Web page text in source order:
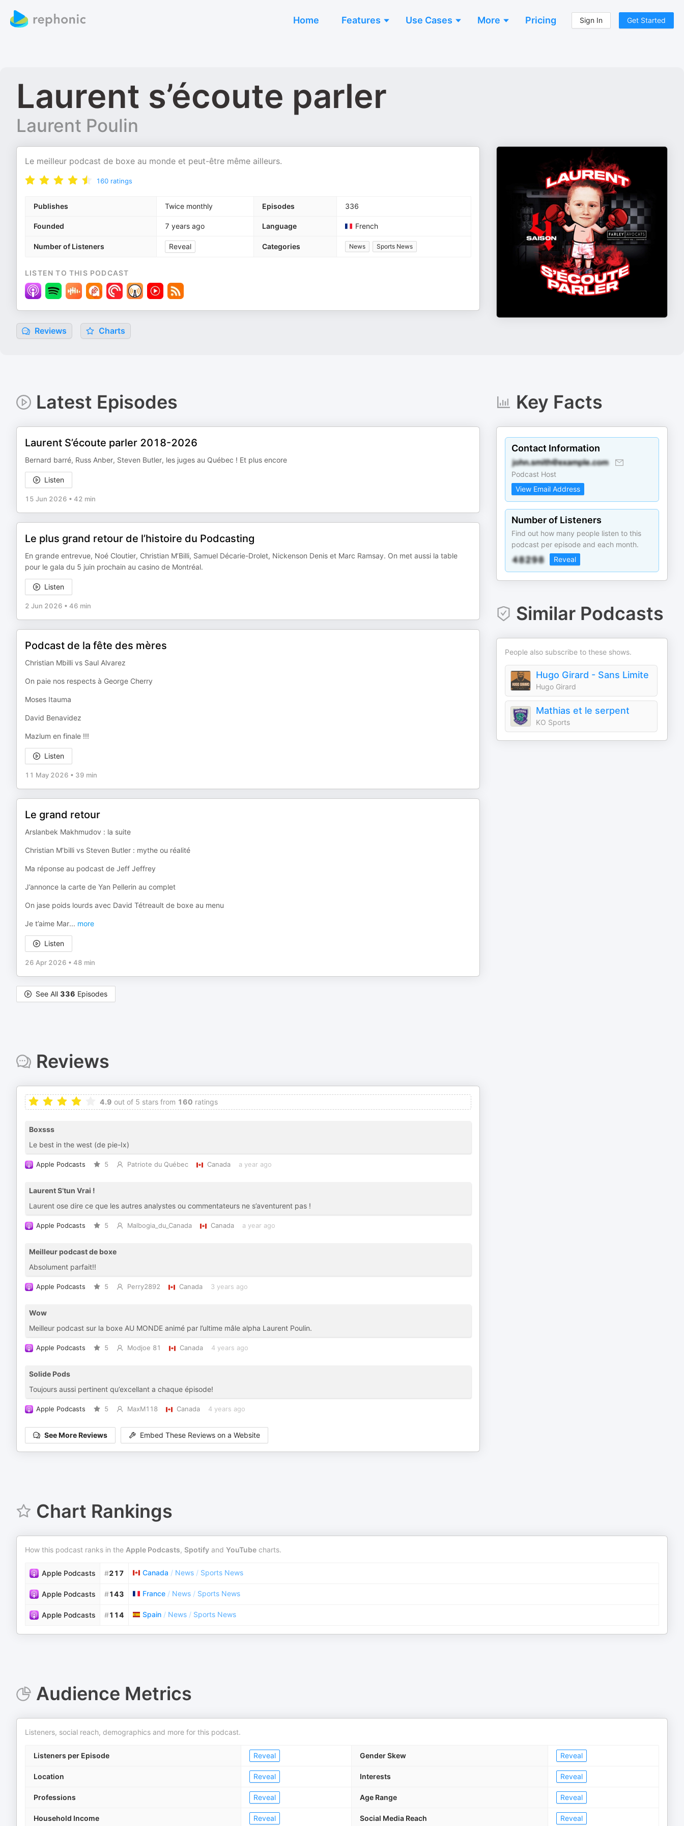
Home Features Use Cases More Pricing Sign In Get Started
Laurent s’écoute parler
Laurent Poulin
Le meilleur podcast de boxe au monde et peut-être même ailleurs.
160 ratings
Publishes Twice monthly Episodes 336
Founded 7 years ago Language French
Number of Listeners Reveal Categories News Sports News
LISTEN TO THIS PODCAST
Reviews Charts
Latest Episodes
Laurent S’écoute parler 2018-2026
Bernard barré, Russ Anber, Steven Butler, les juges au Québec ! Et plus encore
Listen
15 Jun 2026 • 42 min
Le plus grand retour de l’histoire du Podcasting
En grande entrevue, Noé Cloutier, Christian M’Billi, Samuel Décarie-Drolet, Nickenson Denis et Marc Ramsay. On met aussi la table
pour le gala du 5 juin prochain au casino de Montréal.
Listen
2 Jun 2026 • 46 min
Podcast de la fête des mères
Christian Mbilli vs Saul Alvarez
On paie nos respects à George Cherry
Moses Itauma
David Benavidez
Mazlum en finale !!!
Listen
11 May 2026 • 39 min
Le grand retour
Arslanbek Makhmudov : la suite
Christian M’billi vs Steven Butler : mythe ou réalité
Ma réponse au podcast de Jeff Jeffrey
J’annonce la carte de Yan Pellerin au complet
On jase poids lourds avec David Tétreault de boxe au menu
Je t’aime Mar... more
Listen
26 Apr 2026 • 48 min
See All 336 Episodes
Key Facts
Contact Information
Podcast Host
View Email Address
Number of Listeners
Find out how many people listen to this
podcast per episode and each month.
Reveal
Similar Podcasts
People also subscribe to these shows.
Hugo Girard - Sans Limite
Hugo Girard
Mathias et le serpent
KO Sports
Reviews
4.9 out of 5 stars from 160 ratings
Boxsss
Le best in the west (de pie-Ix)
Apple Podcasts 5 Patriote du Québec Canada a year ago
Laurent S’tun Vrai !
Laurent ose dire ce que les autres analystes ou commentateurs ne s’aventurent pas !
Apple Podcasts 5 Malbogia_du_Canada Canada a year ago
Meilleur podcast de boxe
Absolument parfait!!
Apple Podcasts 5 Perry2892 Canada 3 years ago
Wow
Meilleur podcast sur la boxe AU MONDE animé par l’ultime mâle alpha Laurent Poulin.
Apple Podcasts 5 Modjoe 81 Canada 4 years ago
Solide Pods
Toujours aussi pertinent qu’excellant a chaque épisode!
Apple Podcasts 5 MaxM118 Canada 4 years ago
See More Reviews Embed These Reviews on a Website
Chart Rankings
How this podcast ranks in the Apple Podcasts, Spotify and YouTube charts.
Apple Podcasts #217 Canada / News / Sports News
Apple Podcasts #143 France / News / Sports News
Apple Podcasts #114 Spain / News / Sports News
Audience Metrics
Listeners, social reach, demographics and more for this podcast.
Listeners per Episode Reveal Gender Skew Reveal
Location Reveal Interests Reveal
Professions Reveal Age Range Reveal
Household Income Reveal Social Media Reach Reveal